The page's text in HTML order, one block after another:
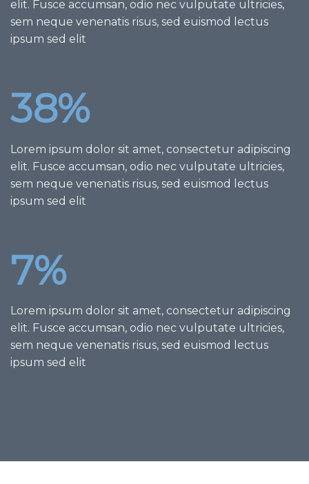
elit. Fusce accumsan, odio nec vulputate ultricies,
sem neque venenatis risus, sed euismod lectus
ipsum sed elit
38%
Lorem ipsum dolor sit amet, consectetur adipiscing
elit. Fusce accumsan, odio nec vulputate ultricies,
sem neque venenatis risus, sed euismod lectus
ipsum sed elit
7%
Lorem ipsum dolor sit amet, consectetur adipiscing
elit. Fusce accumsan, odio nec vulputate ultricies,
sem neque venenatis risus, sed euismod lectus
ipsum sed elit